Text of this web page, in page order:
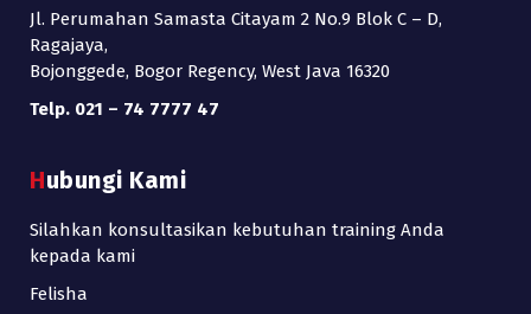
Jl. Perumahan Samasta Citayam 2 No.9 Blok C – D,
Ragajaya,
Bojonggede, Bogor Regency, West Java 16320
Telp. 021 – 74 7777 47
Hubungi Kami
Silahkan konsultasikan kebutuhan training Anda
kepada kami
Felisha